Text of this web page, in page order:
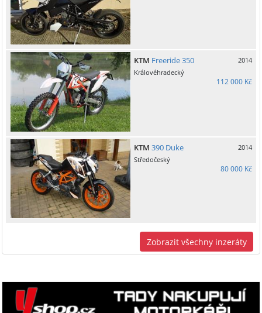
KTM Freeride 350
2014
Královéhradecký
112 000 Kč
KTM 390 Duke
2014
Středočeský
80 000 Kč
Zobrazit všechny inzeráty